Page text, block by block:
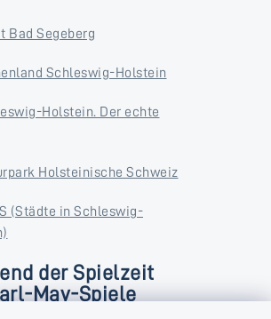
Bad Segeberg
Schleswig-Holstein
Holstein. Der echte
Holsteinische Schweiz
(Städte in Schleswig-
der Spielzeit
May-Spiele